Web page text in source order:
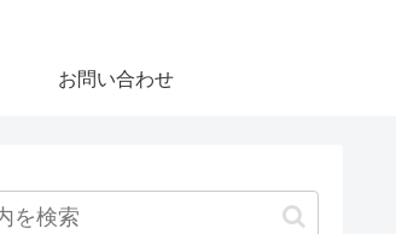
お問い合わせ